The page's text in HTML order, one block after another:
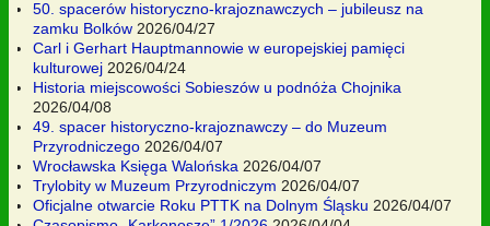
50. spacerów historyczno-krajoznawczych – jubileusz na
zamku Bolków 2026/04/27
Carl i Gerhart Hauptmannowie w europejskiej pamięci
kulturowej 2026/04/24
Historia miejscowości Sobieszów u podnóża Chojnika
2026/04/08
49. spacer historyczno-krajoznawczy – do Muzeum
Przyrodniczego 2026/04/07
Wrocławska Księga Walońska 2026/04/07
Trylobity w Muzeum Przyrodniczym 2026/04/07
Oficjalne otwarcie Roku PTTK na Dolnym Śląsku 2026/04/07